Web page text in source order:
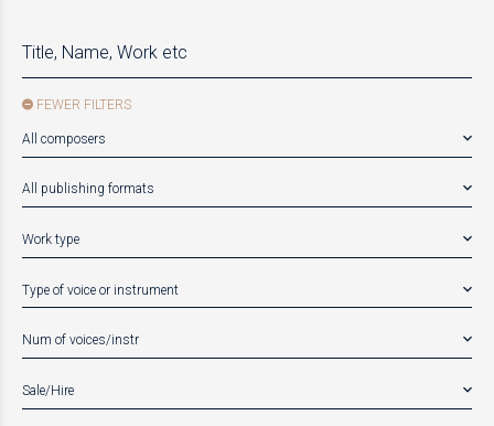
FEWER FILTERS
All composers
All publishing formats
Work type
Type of voice or instrument
Num of voices/instr
Sale/Hire